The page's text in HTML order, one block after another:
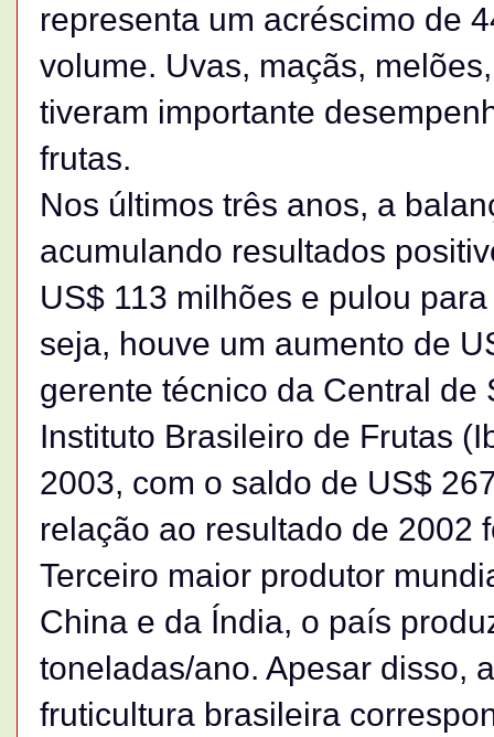
representa um acréscimo de
volume. Uvas, maçãs,
tiveram importante
frutas.
Nos últimos três anos, a
acumulando resultados
US$ 113 milhões e pulou
seja, houve um aumento de
gerente técnico da Central
Instituto Brasileiro de Frutas
2003, com o saldo de US$
relação ao resultado de 2002
Terceiro maior produtor
China e da Índia, o país
toneladas/ano. Apesar disso,
fruticultura brasileira